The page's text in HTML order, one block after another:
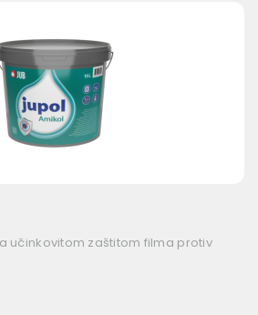
učinkovitom zaštitom filma protiv